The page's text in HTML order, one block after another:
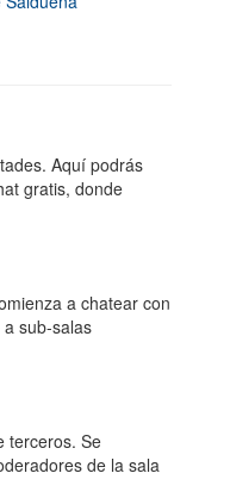
Aquí podrás
gratis, donde
a chatear con
sub-salas
terceros. Se
de la sala